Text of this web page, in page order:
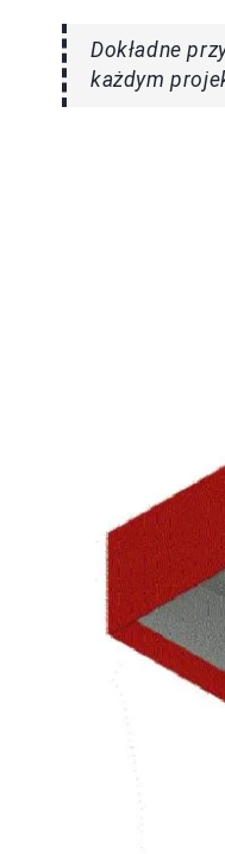
Dokładne
każdym